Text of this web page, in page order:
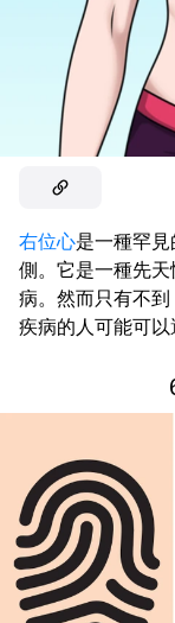
右位心是一種罕
側。它是一種先
病。然而只有不
疾病的人可能可以